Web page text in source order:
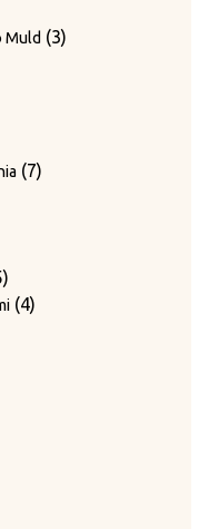
Muld 33
77
5
produktów
44